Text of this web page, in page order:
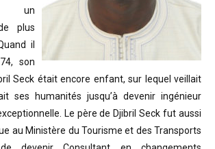
un
plus
il
son
Seck était encore enfant, sur lequel veillait
ses humanités jusqu’à devenir ingénieur
Le père de Djibril Seck fut aussi
au Ministère du Tourisme et des Transports